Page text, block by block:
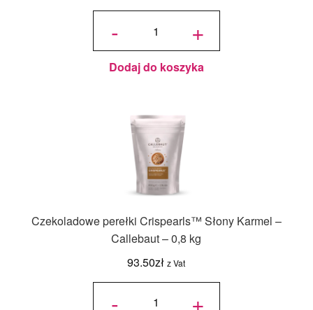
-
ilość
Crispearls™
Mleczne –
Callebaut –
0,8 kg +
Dodaj do koszyka
Czekoladowe perełki Crispearls™ Słony Karmel –
Callebaut – 0,8 kg
93.50zł z Vat
-
ilość
Crispearls™ +